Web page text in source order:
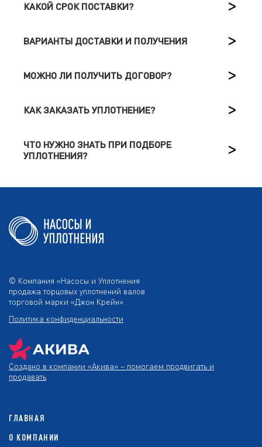
КАКОЙ СРОК ПОСТАВКИ?
ВАРИАНТЫ ДОСТАВКИ И ПОЛУЧЕНИЯ
МОЖНО ЛИ ПОЛУЧИТЬ ДОГОВОР?
КАК ЗАКАЗАТЬ УПЛОТНЕНИЕ?
ЧТО НУЖНО ЗНАТЬ ПРИ ПОДБОРЕ
УПЛОТНЕНИЯ?
© Компания «Насосы и Уплотнения
продажа торцовых уплотнений валов
торговой марки «Джон Крейн».
Политика конфиденциальности
Создано в компании «Акива» – помогаем продвигать и
продавать
ГЛАВНАЯ
О КОМПАНИИ